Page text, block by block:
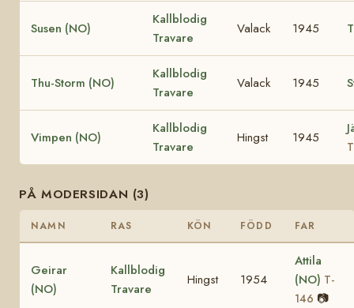
Susen (NO)
Kallblodig
Travare
Valack 1945
Thu-Storm (NO)
Kallblodig
Travare
Valack 1945
Vimpen (NO)
Kallblodig
Travare
Hingst 1945
PÅ MODERSIDAN (3)
NAMN RAS KÖN FÖDD FAR
Geirar
(NO)
Kallblodig
Travare
Hingst 1954
Attila
(NO) T-
146 📷